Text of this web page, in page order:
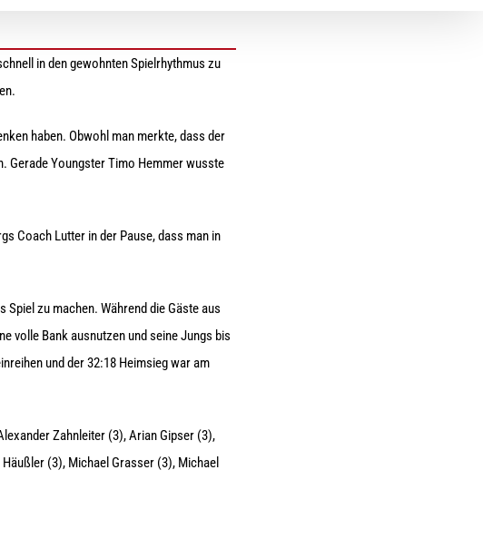
in den gewohnten Spielrhythmus zu
haben. Obwohl man merkte, dass der
Gerade Youngster Timo Hemmer wusste
Coach Lutter in der Pause, dass man in
zu machen. Während die Gäste aus
volle Bank ausnutzen und seine Jungs bis
und der 32:18 Heimsieg war am
Zahnleiter (3), Arian Gipser (3),
(3), Michael Grasser (3), Michael